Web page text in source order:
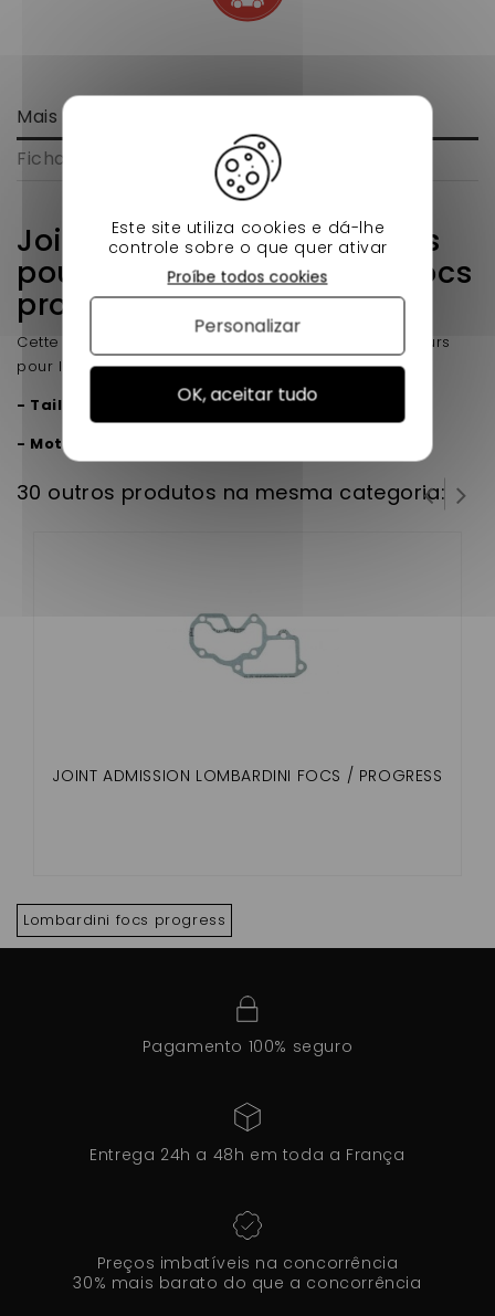
Mais informação
Ficha de dados
Joint Spi rampe culbuteurs
pour moteur Lombardini focs
progress LDW502
Cette pièce d'origine est un joint spi rampe culbuteurs
pour le moteur Lombardini Focs progress LDW502
- Taille 35 X 52 X 9
- Moteurs LOMBARDINI FOCS/PROGRESS
30 outros produtos na mesma categoria:
JOINT ADMISSION LOMBARDINI FOCS / PROGRESS
Lombardini focs progress
Pagamento 100% seguro
Entrega 24h a 48h em toda a França
Preços imbatíveis na concorrência
30% mais barato do que a concorrência
Este site utiliza cookies e dá-lhe
controle sobre o que quer ativar
OK, aceitar tudo
Proíbe todos cookies
Personalizar